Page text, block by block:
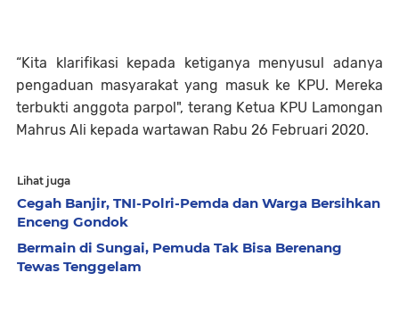
“Kita klarifikasi kepada ketiganya menyusul adanya
pengaduan masyarakat yang masuk ke KPU. Mereka
terbukti anggota parpol", terang Ketua KPU Lamongan
Mahrus Ali kepada wartawan Rabu 26 Februari 2020.
Lihat juga
Cegah Banjir, TNI-Polri-Pemda dan Warga Bersihkan
Enceng Gondok
Bermain di Sungai, Pemuda Tak Bisa Berenang
Tewas Tenggelam